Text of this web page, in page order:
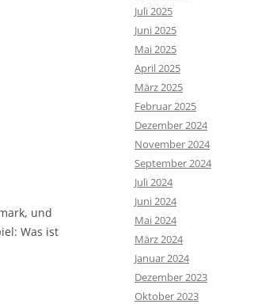
und
Was ist
Juli 2025
Juni 2025
Mai 2025
April 2025
März 2025
Februar 2025
Dezember 2024
November 2024
September 2024
Juli 2024
Juni 2024
Mai 2024
März 2024
Januar 2024
Dezember 2023
Oktober 2023